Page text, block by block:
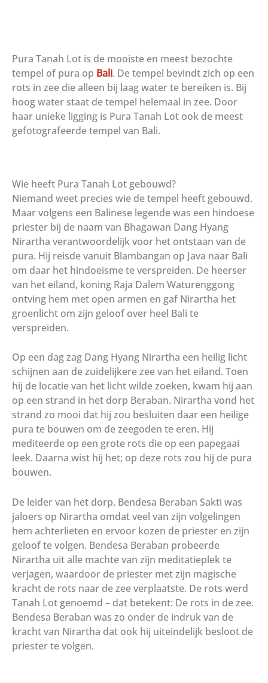
Pura Tanah Lot is de mooiste en meest bezochte
tempel of pura op Bali. De tempel bevindt zich op een
rots in zee die alleen bij laag water te bereiken is. Bij
hoog water staat de tempel helemaal in zee. Door
haar unieke ligging is Pura Tanah Lot ook de meest
gefotografeerde tempel van Bali.
Wie heeft Pura Tanah Lot gebouwd?
Niemand weet precies wie de tempel heeft gebouwd.
Maar volgens een Balinese legende was een hindoese
priester bij de naam van Bhagawan Dang Hyang
Nirartha verantwoordelijk voor het ontstaan van de
pura. Hij reisde vanuit Blambangan op Java naar Bali
om daar het hindoeïsme te verspreiden. De heerser
van het eiland, koning Raja Dalem Waturenggong
ontving hem met open armen en gaf Nirartha het
groenlicht om zijn geloof over heel Bali te
verspreiden.
Op een dag zag Dang Hyang Nirartha een heilig licht
schijnen aan de zuidelijkere zee van het eiland. Toen
hij de locatie van het licht wilde zoeken, kwam hij aan
op een strand in het dorp Beraban. Nirartha vond het
strand zo mooi dat hij zou besluiten daar een heilige
pura te bouwen om de zeegoden te eren. Hij
mediteerde op een grote rots die op een papegaai
leek. Daarna wist hij het; op deze rots zou hij de pura
bouwen.
De leider van het dorp, Bendesa Beraban Sakti was
jaloers op Nirartha omdat veel van zijn volgelingen
hem achterlieten en ervoor kozen de priester en zijn
geloof te volgen. Bendesa Beraban probeerde
Nirartha uit alle machte van zijn meditatieplek te
verjagen, waardoor de priester met zijn magische
kracht de rots naar de zee verplaatste. De rots werd
Tanah Lot genoemd – dat betekent: De rots in de zee.
Bendesa Beraban was zo onder de indruk van de
kracht van Nirartha dat ook hij uiteindelijk besloot de
priester te volgen.